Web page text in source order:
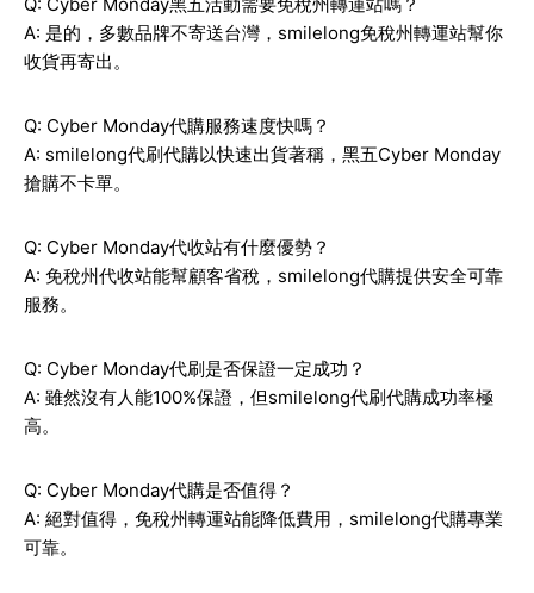
A: 是的，多數品牌不寄送台灣，smilelong免稅州轉運站幫你
收貨再寄出。
Q: Cyber Monday代購服務速度快嗎？
A: smilelong代刷代購以快速出貨著稱，黑五Cyber Monday
搶購不卡單。
Q: Cyber Monday代收站有什麼優勢？
A: 免稅州代收站能幫顧客省稅，smilelong代購提供安全可靠
服務。
Q: Cyber Monday代刷是否保證一定成功？
A: 雖然沒有人能100%保證，但smilelong代刷代購成功率極
高。
Q: Cyber Monday代購是否值得？
A: 絕對值得，免稅州轉運站能降低費用，smilelong代購專業
可靠。